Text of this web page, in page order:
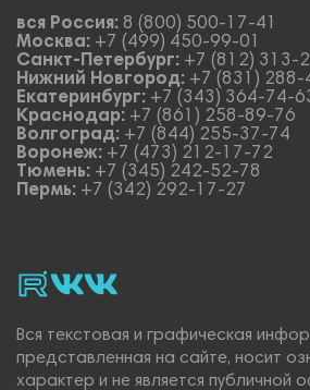
вся Россия: 8 (800) 500-17-41
Москва: +7 (499) 450-99-01
Санкт-Петербург: +7 (812) 313-
Нижний Новгород: +7 (831) 288-
Екатеринбург: +7 (343) 364-74-
Краснодар: +7 (861) 258-89-76
Волгоград: +7 (844) 255-37-74
Воронеж: +7 (473) 212-17-72
Тюмень: +7 (345) 242-52-78
Пермь: +7 (342) 292-17-27
rutubevk_video.
Vk.
Вся текстовая и графическая
представленная на сайте, носит
характер и не является публичной